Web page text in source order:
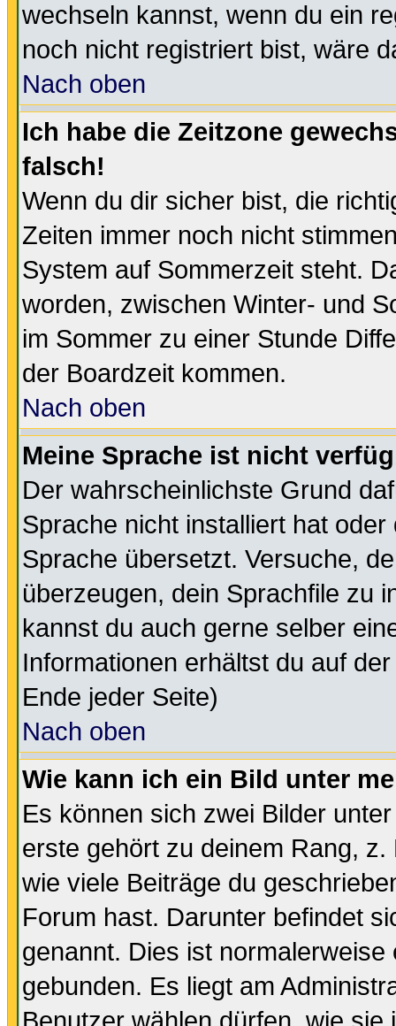
wechseln kannst, wenn du ein
noch nicht registriert bist, wäre
Nach oben
Ich habe die Zeitzone
falsch!
Wenn du dir sicher bist, die
Zeiten immer noch nicht
System auf Sommerzeit steht.
worden, zwischen Winter- und
im Sommer zu einer Stunde
der Boardzeit kommen.
Nach oben
Meine Sprache ist nicht
Der wahrscheinlichste Grund
Sprache nicht installiert hat
Sprache übersetzt. Versuche,
überzeugen, dein Sprachfile zu
kannst du auch gerne selber
Informationen erhältst du auf
Ende jeder Seite)
Nach oben
Wie kann ich ein Bild unter
Es können sich zwei Bilder
erste gehört zu deinem Rang,
wie viele Beiträge du
Forum hast. Darunter befindet
genannt. Dies ist
gebunden. Es liegt am